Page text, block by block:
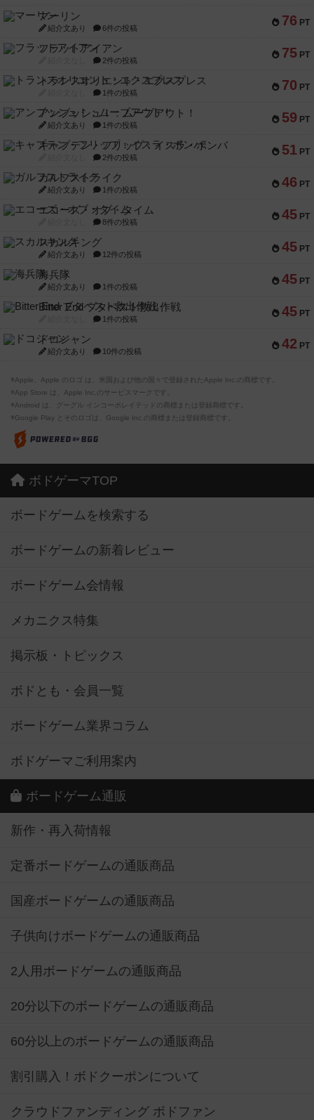
76 PT
マーリン
紹介文あり 6件の投稿
75 PT
フラットアイアン
2件の投稿
70 PT
トランスオリエント・エクスプレス
1件の投稿
59 PT
アンブッシュ！：ムーブアウト！
紹介文あり 1件の投稿
51 PT
キャプテン・フリップ：イスラ・ボンバ
2件の投稿
46 PT
ガルフストライク
紹介文あり 1件の投稿
45 PT
エコーズ・オブ・タイム
8件の投稿
45 PT
スカルキング
紹介文あり 12件の投稿
45 PT
海兵隊
紹介文あり 1件の投稿
45 PT
Bitter End ブタペスト救出作戦
1件の投稿
42 PT
ドコジャン
紹介文あり 10件の投稿
※Apple、Apple のロゴ は、米国および他の国々で登録されたApple Inc.の商標です。
※App Store は、Apple Inc.のサービスマークです。
※Android は、グーグル インコーポレイテッドの商標または登録商標です。
※Google Play とそのロゴは、Google Inc.の商標または登録商標です。
ボドゲーマTOP
ボードゲームを検索する
ボードゲームの新着レビュー
ボードゲーム会情報
メカニクス特集
掲示板・トピックス
ボドとも・会員一覧
ボードゲーム業界コラム
ボドゲーマご利用案内
ボードゲーム通販
新作・再入荷情報
定番ボードゲームの通販商品
国産ボードゲームの通販商品
子供向けボードゲームの通販商品
2人用ボードゲームの通販商品
20分以下のボードゲームの通販商品
60分以上のボードゲームの通販商品
割引購入！ボドクーポンについて
クラウドファンディング ボドファン